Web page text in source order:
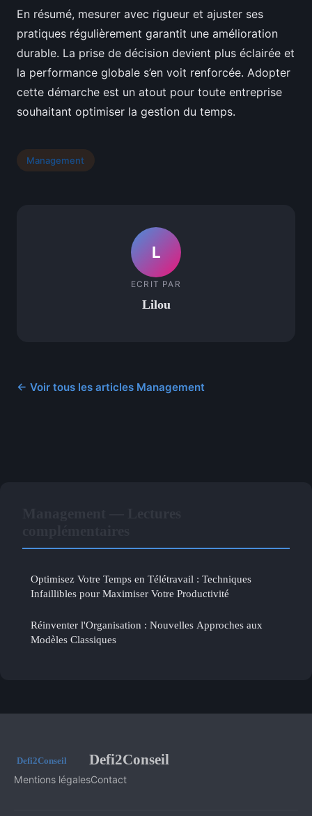
En résumé, mesurer avec rigueur et ajuster ses
pratiques régulièrement garantit une amélioration
durable. La prise de décision devient plus éclairée et
la performance globale s’en voit renforcée. Adopter
cette démarche est un atout pour toute entreprise
souhaitant optimiser la gestion du temps.
Management
L
ECRIT PAR
Lilou
← Voir tous les articles Management
Optimisez Votre Temps en Télétravail : Techniques
Infaillibles pour Maximiser Votre Productivité
Réinventer l'Organisation : Nouvelles Approches aux
Modèles Classiques
Defi2Conseil
Mentions légalesContact